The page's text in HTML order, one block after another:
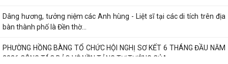
Dâng hương, tưởng niệm các Anh hùng - Liệt sĩ tại các di tích trên địa
bàn thành phố là Đền thờ...
PHƯỜNG HỒNG BÀNG TỔ CHỨC HỘI NGHỊ SƠ KẾT 6 THÁNG ĐẦU NĂM
2026 CÔNG TÁC BẢO VỆ NỀN TẢNG TƯ TƯỞNG CỦA...